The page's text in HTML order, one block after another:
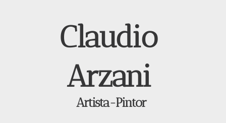
Claudio
Arzani
Artista-Pintor